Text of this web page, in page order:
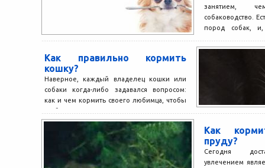
занятием,
собаководство.
пород собак, и,
Как правильно кормить
кошку?
Наверное, каждый владелец кошки или
собаки когда-либо задавался вопросом:
как и чем кормить своего любимца, чтобы
он был здоров и...
Как
пруду?
Сегодня
увлечением